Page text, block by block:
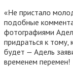
«Не пристало
подобные
фотографиями
придраться к тому,
будет — Адель
временем перемен!